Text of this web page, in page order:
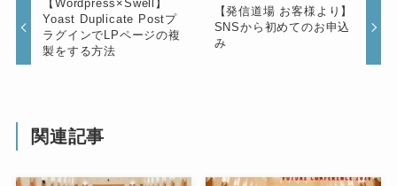
【Wordpress×Swell】
Yoast Duplicate Postプ
ラグインでLPページの複
製をする方法
【発信道場 お客様より】
SNSから初めてのお申込
み
関連記事